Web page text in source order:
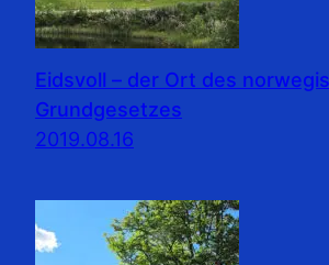
Eidsvoll – der Ort des
Grundgesetzes
2019.08.16